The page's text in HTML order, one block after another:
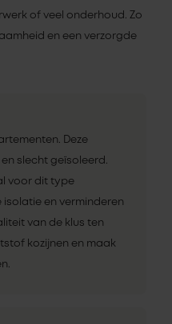
of veel onderhoud. Zo
en een verzorgde
Deze
slecht geïsoleerd.
voor dit type
isolatie en verminderen
van de klus ten
kozijnen en maak